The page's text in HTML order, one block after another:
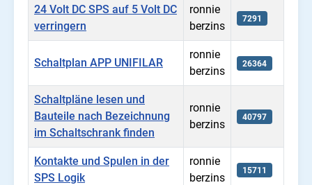
24 Volt DC SPS auf 5 Volt DC
verringern
ronnie
berzins
7291
Schaltplan APP UNIFILAR
ronnie
berzins
26364
Schaltpläne lesen und
Bauteile nach Bezeichnung
im Schaltschrank finden
ronnie
berzins
40797
Kontakte und Spulen in der
SPS Logik
ronnie
berzins
15711